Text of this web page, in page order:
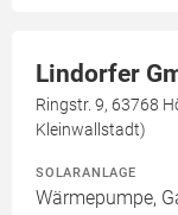
Lindorfer
Ringstr. 9, 63768
Kleinwallstadt)
SOLARANLAGE
Wärmepumpe,